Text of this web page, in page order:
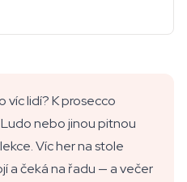
víc lidí? K prosecco
nebo jinou pitnou
Víc her na stole
a čeká na řadu — a večer